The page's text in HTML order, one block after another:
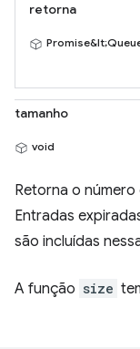
retorna
tamanho
void
Retorna o
Entradas
são incluídas
A função size